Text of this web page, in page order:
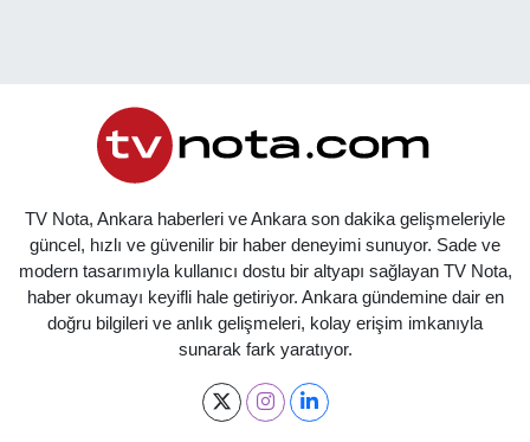
TV Nota, Ankara haberleri ve Ankara son dakika gelişmeleriyle
güncel, hızlı ve güvenilir bir haber deneyimi sunuyor. Sade ve
modern tasarımıyla kullanıcı dostu bir altyapı sağlayan TV Nota,
haber okumayı keyifli hale getiriyor. Ankara gündemine dair en
doğru bilgileri ve anlık gelişmeleri, kolay erişim imkanıyla
sunarak fark yaratıyor.